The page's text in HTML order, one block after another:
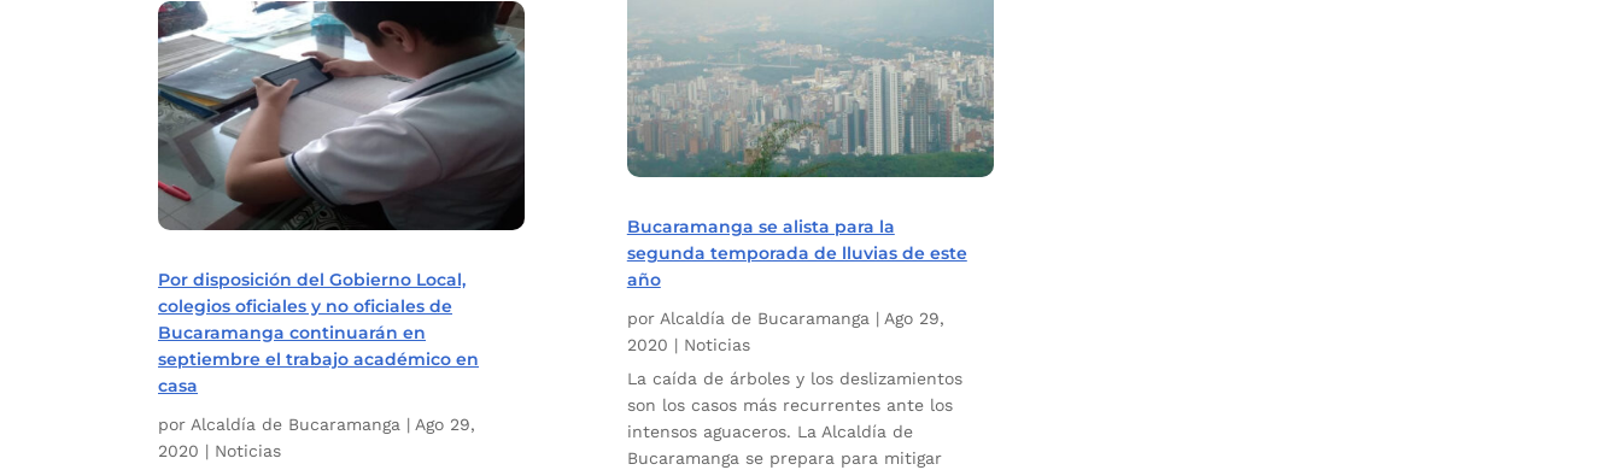
Por disposición del Gobierno Local,
colegios oficiales y no oficiales de
Bucaramanga continuarán en
septiembre el trabajo académico en
casa
por Alcaldía de Bucaramanga | Ago 29,
2020 | Noticias
Bucaramanga se alista para la
segunda temporada de lluvias de este
año
por Alcaldía de Bucaramanga| Ago 29,
2020 | Noticias
La caída de árboles y los deslizamientos
son los casos más recurrentes ante los
intensos aguaceros. La Alcaldía de
Bucaramanga se prepara para mitigar